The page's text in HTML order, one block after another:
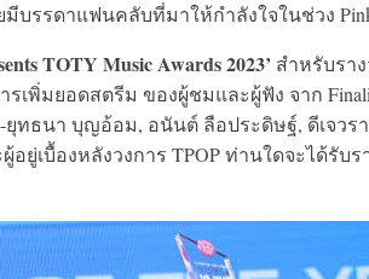
มีบรรดาแฟนคลับที่มาให้กำลังใจในช่วง
TOTY Music Awards 2023’ สำหรับรา
พิ่มยอดสตรีม ของผู้ชมและผู้ฟัง จาก
ทธนา บุญอ้อม, อนันต์ ลือประดิษฐ์, ดีเจว
ยู่เบื้องหลังวงการ TPOP ท่านใดจะได้รับ